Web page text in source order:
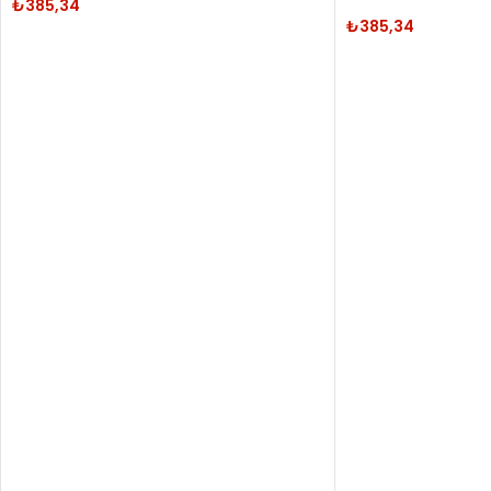
₺385,34
₺385,34